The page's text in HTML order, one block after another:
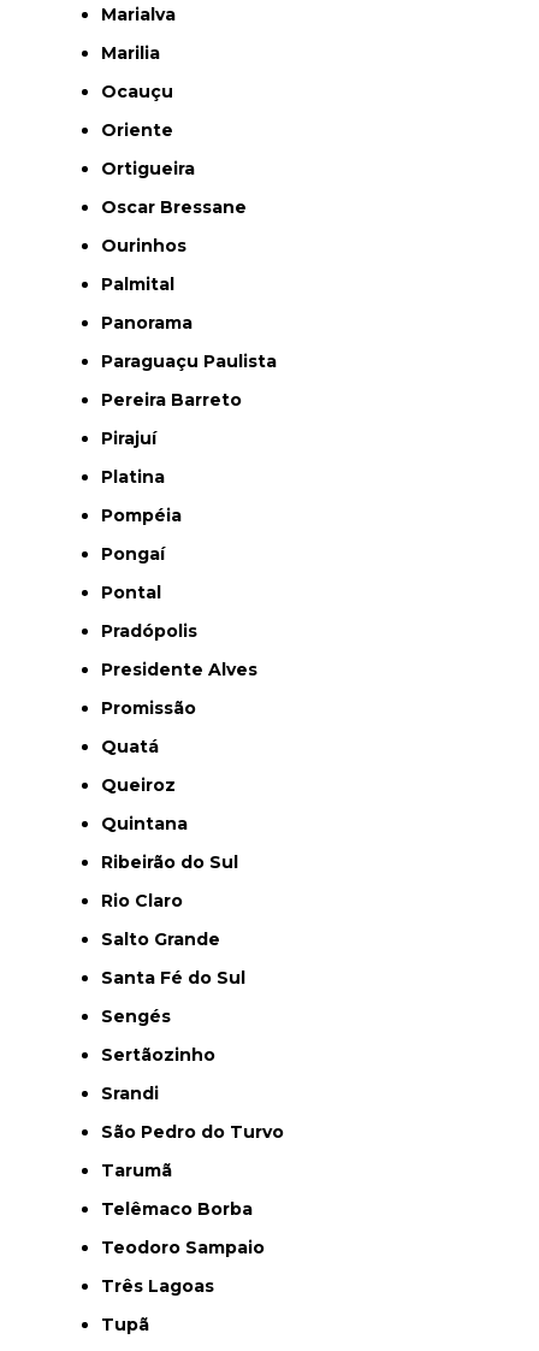
Marialva
Marilia
Ocauçu
Oriente
Ortigueira
Oscar Bressane
Ourinhos
Palmital
Panorama
Paraguaçu Paulista
Pereira Barreto
Pirajuí
Platina
Pompéia
Pongaí
Pontal
Pradópolis
Presidente Alves
Promissão
Quatá
Queiroz
Quintana
Ribeirão do Sul
Rio Claro
Salto Grande
Santa Fé do Sul
Sengés
Sertãozinho
Srandi
São Pedro do Turvo
Tarumã
Telêmaco Borba
Teodoro Sampaio
Três Lagoas
Tupã